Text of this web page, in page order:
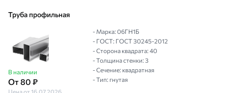
Труба профильная
В наличии
От 80 ₽
Цена от 16.07.2026
- Марка: 06ГН1Б
- ГОСТ: ГОСТ 30245-2012
- Сторона квадрата: 40
- Толщина стенки: 3
- Сечение: квадратная
- Тип: гнутая